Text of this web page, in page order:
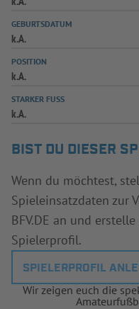
GEBURTSDATUM
k.A.
POSITION
k.A.
STARKER FUSS
k.A.
BIST DU DIESER
Wenn du möchtest,
Spieleinsatzdaten zur
BFV.DE an und
Spielerprofil.
SPIELERPROFIL
Wir zeigen euch die